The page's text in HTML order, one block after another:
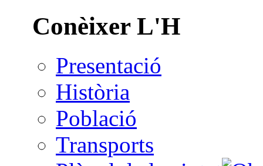
Conèixer L'H
Presentació
Història
Població
Transports